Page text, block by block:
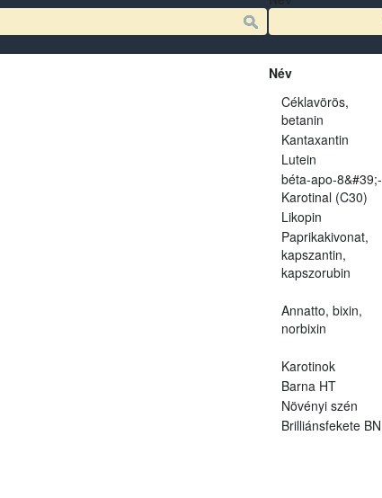
Név
Céklavörös,
betanin
Kantaxantin
Lutein
béta-apo-8&#39;-
Karotinal (C30)
Likopin
Paprikakivonat,
kapszantin,
kapszorubin
Annatto, bixin,
norbixin
Karotinok
Barna HT
Növényi szén
Brilliánsfekete BN